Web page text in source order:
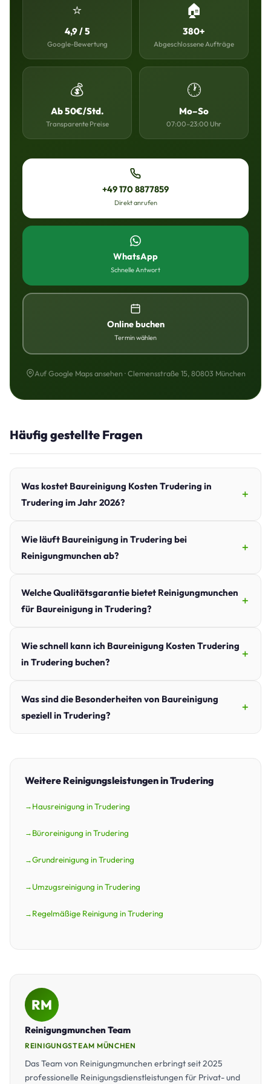
⭐
4,9 / 5
Google-Bewertung
🏠
380+
Abgeschlossene Aufträge
💰
Ab 50€/Std.
Transparente Preise
🕐
Mo–So
07:00–23:00 Uhr
+49 170 8877859
Direkt anrufen
WhatsApp
Schnelle Antwort
Online buchen
Termin wählen
Auf Google Maps ansehen · Clemensstraße 15, 80803 München
Häufig gestellte Fragen
Was kostet Baureinigung Kosten Trudering in
Trudering im Jahr 2026?
Wie läuft Baureinigung in Trudering bei
Reinigungmunchen ab?
Welche Qualitätsgarantie bietet Reinigungmunchen
für Baureinigung in Trudering?
Wie schnell kann ich Baureinigung Kosten Trudering
in Trudering buchen?
Was sind die Besonderheiten von Baureinigung
speziell in Trudering?
Weitere Reinigungsleistungen in Trudering
Hausreinigung in Trudering
Büroreinigung in Trudering
Grundreinigung in Trudering
Umzugsreinigung in Trudering
Regelmäßige Reinigung in Trudering
RM
Reinigungmunchen Team
REINIGUNGSTEAM MÜNCHEN
Das Team von Reinigungmunchen erbringt seit 2025
professionelle Reinigungsdienstleistungen für Privat- und